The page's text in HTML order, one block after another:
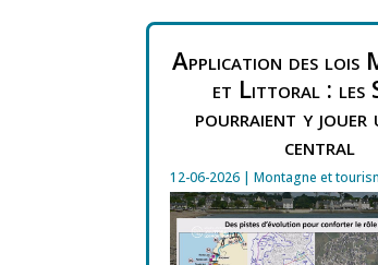
Application des lois
et Littoral : les
pourraient y jouer
central
12-06-2026 |Montagne et